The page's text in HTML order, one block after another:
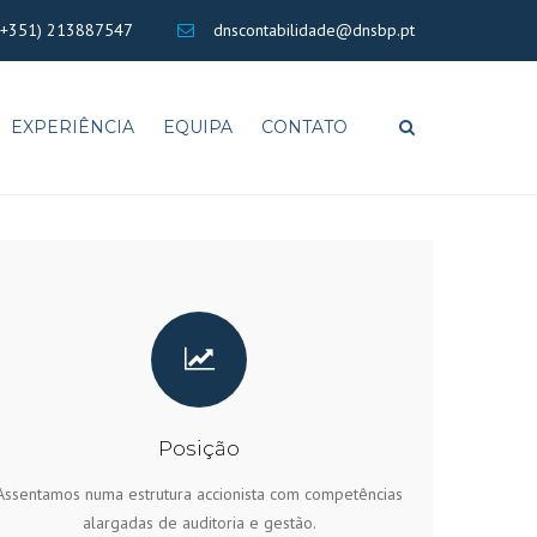
213887547 dnscontabilidade@dnsbp.pt
EXPERIÊNCIA EQUIPA CONTATO
Posição
numa estrutura accionista com competências
alargadas de auditoria e gestão.